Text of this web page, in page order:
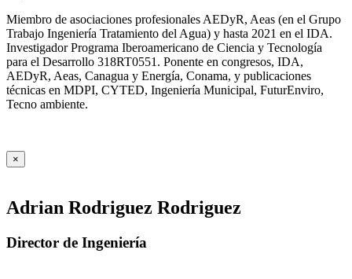
Miembro de asociaciones profesionales AEDyR, Aeas (en el Grupo
Trabajo Ingeniería Tratamiento del Agua) y hasta 2021 en el IDA.
Investigador Programa Iberoamericano de Ciencia y Tecnología
para el Desarrollo 318RT0551. Ponente en congresos, IDA,
AEDyR, Aeas, Canagua y Energía, Conama, y publicaciones
técnicas en MDPI, CYTED, Ingeniería Municipal, FuturEnviro,
Tecno ambiente.
×
Adrian Rodriguez Rodriguez
Director de Ingeniería